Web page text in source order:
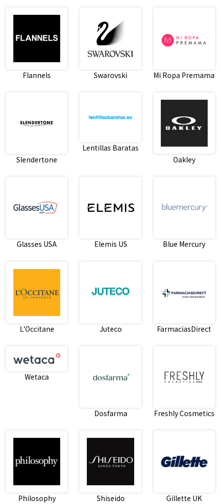
Flannels Swarovski Mi Ropa Premama
Slendertone
Lentillas Baratas
Oakley
Glasses USA Elemis US Blue Mercury
L'Occitane Juteco FarmaciasDirect
Wetaca
Dosfarma Freshly Cosmetics
Philosophy Shiseido Gillette UK